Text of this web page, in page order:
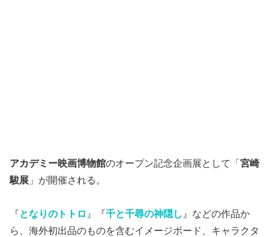
アカデミー映画博物館のオープン記念企画展として「宮崎
駿展 」が開催される。
『となりのトトロ 』『千と千尋の神隠し 』などの作品か
ら、海外初出品のものを含むイメージボード、キャラクタ